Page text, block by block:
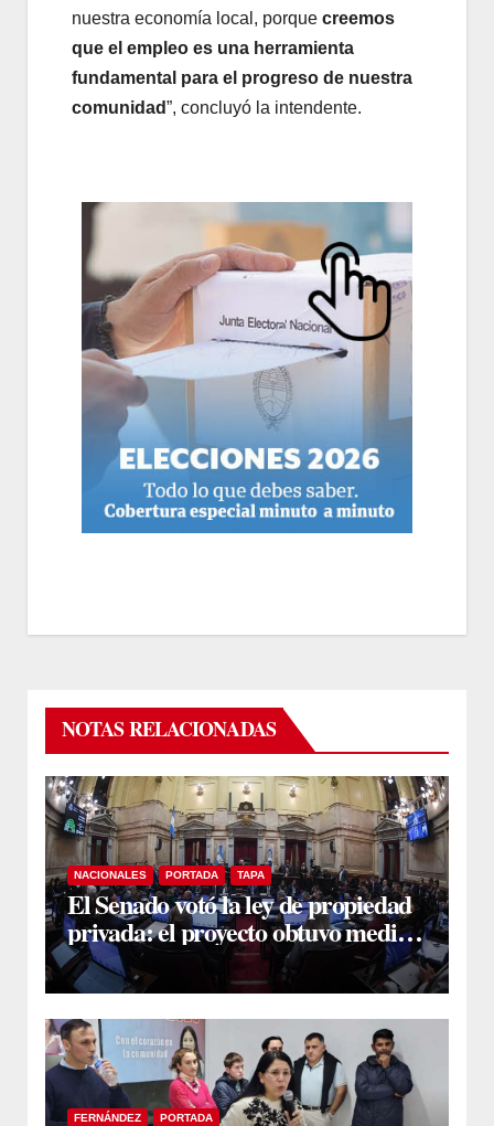
nuestra economía local, porque creemos
que el empleo es una herramienta
fundamental para el progreso de nuestra
comunidad”, concluyó la intendente.
NOTAS RELACIONADAS
NACIONALES PORTADA TAPA
El Senado votó la ley de propiedad
privada: el proyecto obtuvo media
sanción
FERNÁNDEZ PORTADA